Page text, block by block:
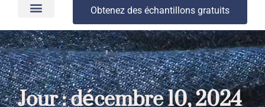
Obtenez des échantillons gratuits